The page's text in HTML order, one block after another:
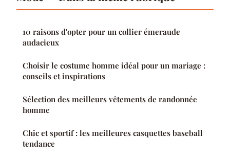
10 raisons d'opter pour un collier émeraude
audacieux
Choisir le costume homme idéal pour un mariage :
conseils et inspirations
Sélection des meilleurs vêtements de randonnée
homme
Chic et sportif : les meilleures casquettes baseball
tendance